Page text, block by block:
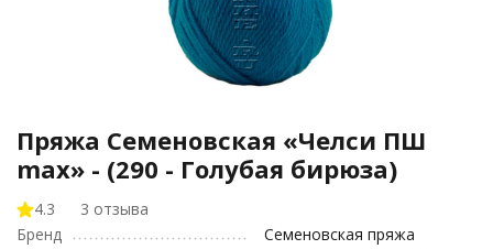
Пряжа Семеновская «Челси ПШ
max» - (290 - Голубая бирюза)
4.3
3 отзыва
Бренд
Семеновская пряжа